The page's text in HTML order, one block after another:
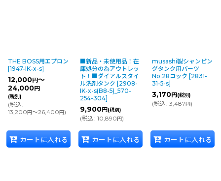
THE BOSS用エプロン
[1947-IK-x-s]
12,000円～
24,000円
(税別)
(税込:
13,200 円～26,400 円)
カートに入れる
■新品・未使用品！在
庫処分の為アウトレッ
ト！■ダイアルスタイ
ル洗剤タンク [2908-
IK-x-s(B8-5)_570-
254-304]
9,900円 (税別)
(税込: 10,890 円)
カートに入れる
musashi製シャンピン
グタンク用パーツ
No.28コック [2831-
31-5-s]
3,170円 (税別)
(税込: 3,487 円)
カートに入れる